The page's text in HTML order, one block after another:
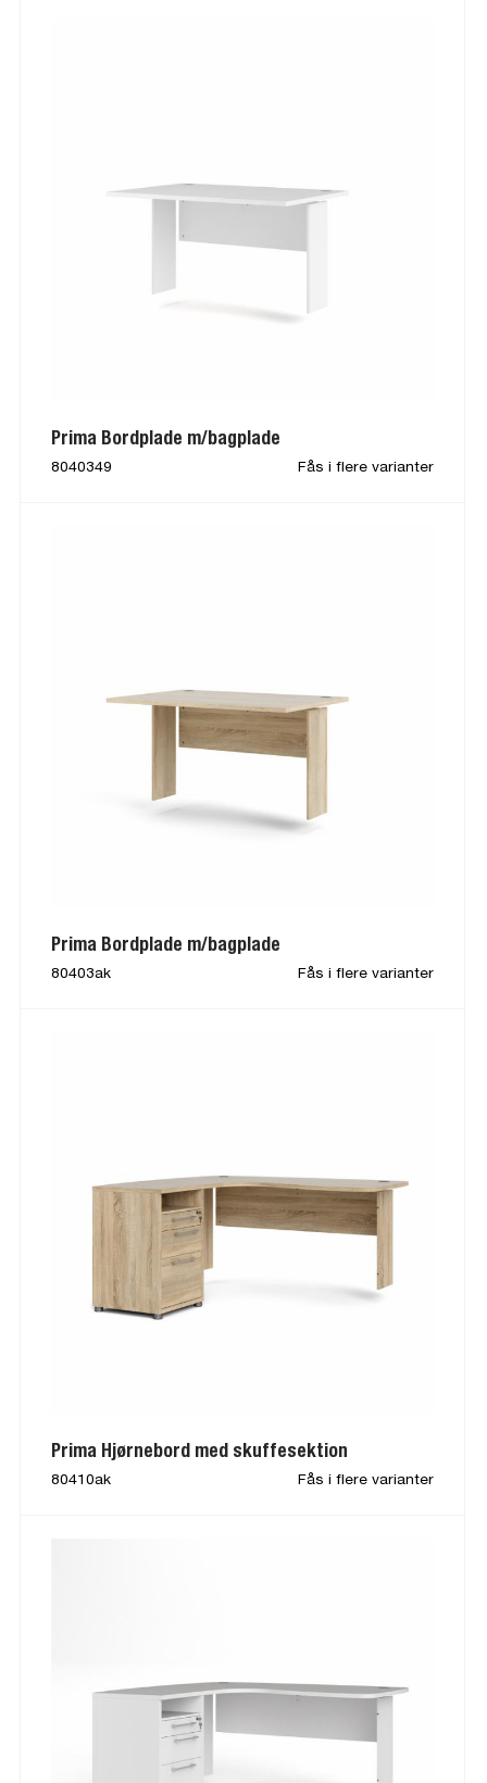
Prima Bordplade m/bagplade
8040349 Fås i flere varianter
Prima Bordplade m/bagplade
80403ak Fås i flere varianter
Prima Hjørnebord med skuffesektion
80410ak Fås i flere varianter